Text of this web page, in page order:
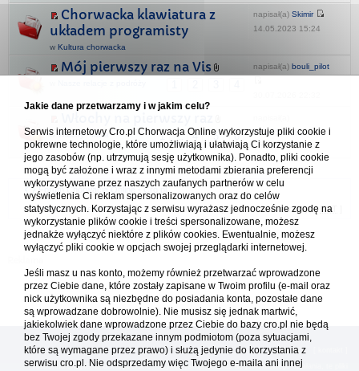
Chorwacka klawiatura z
układem programisty
w Kultura chorwacka
napisał(a) Skimir
14.05.2023 15:24
Mój pierwszy raz na Vis napisał(a) bouli_pilot
1 ... 4 5 6
wWłochy - Italia
BraveSirRobin
13.08.2025 22:07
Forum Chorwacja Online - Cro.pl
Usuń ciasteczka• Strefa czasowa: UTC + 1 (Polska - czas zimowy) [ DST
[reklama ] [
Platforma cro.pl© Chorwacja online™ wykorzystuje cookies do prawidłowego działania, te pliki
Jakie dane przetwarzamy i w jakim celu?
Serwis internetowy Cro.pl Chorwacja Online wykorzystuje pliki cookie i
pokrewne technologie, które umożliwiają i ułatwiają Ci korzystanie z
jego zasobów (np. utrzymują sesję użytkownika). Ponadto, pliki cookie
mogą być założone i wraz z innymi metodami zbierania preferencji
wykorzystywane przez naszych zaufanych partnerów w celu
wyświetlenia Ci reklam spersonalizowanych oraz do celów
statystycznych. Korzystając z serwisu wyrażasz jednocześnie zgodę na
wykorzystanie plików cookie i treści spersonalizowane, możesz
jednakże wyłączyć niektóre z plików cookies. Ewentualnie, możesz
wyłączyć pliki cookie w opcjach swojej przeglądarki internetowej.
Jeśli masz u nas konto, możemy również przetwarzać wprowadzone
przez Ciebie dane, które zostały zapisane w Twoim profilu (e-mail oraz
nick użytkownika są niezbędne do posiadania konta, pozostałe dane
są wprowadzane dobrowolnie). Nie musisz się jednak martwić,
jakiekolwiek dane wprowadzone przez Ciebie do bazy cro.pl nie będą
bez Twojej zgody przekazane innym podmiotom (poza sytuacjami,
które są wymagane przez prawo) i służą jedynie do korzystania z
serwisu cro.pl. Nie odsprzedamy więc Twojego e-maila ani innej